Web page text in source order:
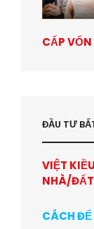
CẤP
ĐẦU TƯ
VIỆT
NHÀ/
CÁCH ĐỂ